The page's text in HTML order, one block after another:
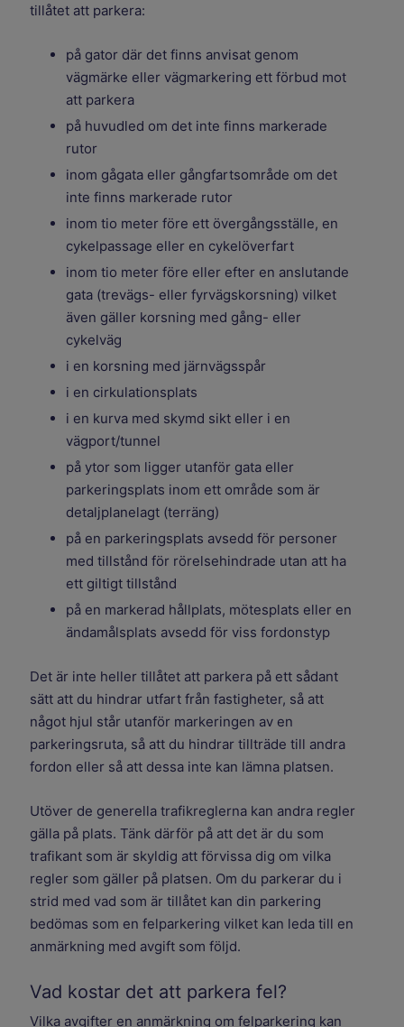
tillåtet att parkera:
på gator där det finns anvisat genom
vägmärke eller vägmarkering ett förbud mot
att parkera
på huvudled om det inte finns markerade
rutor
inom gågata eller gångfartsområde om det
inte finns markerade rutor
inom tio meter före ett övergångsställe, en
cykelpassage eller en cykelöverfart
inom tio meter före eller efter en anslutande
gata (trevägs- eller fyrvägskorsning) vilket
även gäller korsning med gång- eller
cykelväg
i en korsning med järnvägsspår
i en cirkulationsplats
i en kurva med skymd sikt eller i en
vägport/tunnel
på ytor som ligger utanför gata eller
parkeringsplats inom ett område som är
detaljplanelagt (terräng)
på en parkeringsplats avsedd för personer
med tillstånd för rörelsehindrade utan att ha
ett giltigt tillstånd
på en markerad hållplats, mötesplats eller en
ändamålsplats avsedd för viss fordonstyp
Det är inte heller tillåtet att parkera på ett sådant
sätt att du hindrar utfart från fastigheter, så att
något hjul står utanför markeringen av en
parkeringsruta, så att du hindrar tillträde till andra
fordon eller så att dessa inte kan lämna platsen.
Utöver de generella trafikreglerna kan andra regler
gälla på plats. Tänk därför på att det är du som
trafikant som är skyldig att förvissa dig om vilka
regler som gäller på platsen. Om du parkerar du i
strid med vad som är tillåtet kan din parkering
bedömas som en felparkering vilket kan leda till en
anmärkning med avgift som följd.
Vad kostar det att parkera fel?
Vilka avgifter en anmärkning om felparkering kan